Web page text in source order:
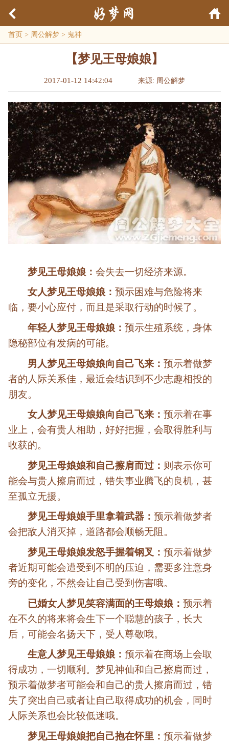
首页 > 周公解梦 > 鬼神
【梦见王母娘娘】
2017-01-12 14:42:04 来源: 周公解梦
梦见王母娘娘：会失去一切经济来源。
女人梦见王母娘娘：预示困难与危险将来
临，要小心应付，而且是采取行动的时候了。
年轻人梦见王母娘娘：预示生殖系统，身体
隐秘部位有发病的可能。
男人梦见王母娘娘向自己飞来：预示着做梦
者的人际关系佳，最近会结识到不少志趣相投的
朋友。
女人梦见王母娘娘向自己飞来：预示着在事
业上，会有贵人相助，好好把握，会取得胜利与
收获的。
梦见王母娘娘和自己擦肩而过： 则表示你可
能会与贵人擦肩而过，错失事业腾飞的良机，甚
至孤立无援。
梦见王母娘娘手里拿着武器：预示着做梦者
会把敌人消灭掉，道路都会顺畅无阻。
梦见王母娘娘发怒手握着钢叉：预示着做梦
者近期可能会遭受到不明的压迫，需要多注意身
旁的变化，不然会让自己受到伤害哦。
已婚女人梦见笑容满面的王母娘娘：预示着
在不久的将来将会生下一个聪慧的孩子，长大
后，可能会名扬天下，受人尊敬哦。
生意人梦见王母娘娘：预示着在商场上会取
得成功，一切顺利。梦见神仙和自己擦肩而过，
预示着做梦者可能会和自己的贵人擦肩而过，错
失了突出自己或者让自己取得成功的机会，同时
人际关系也会比较低迷哦。
梦见王母娘娘把自己抱在怀里：预示着做梦